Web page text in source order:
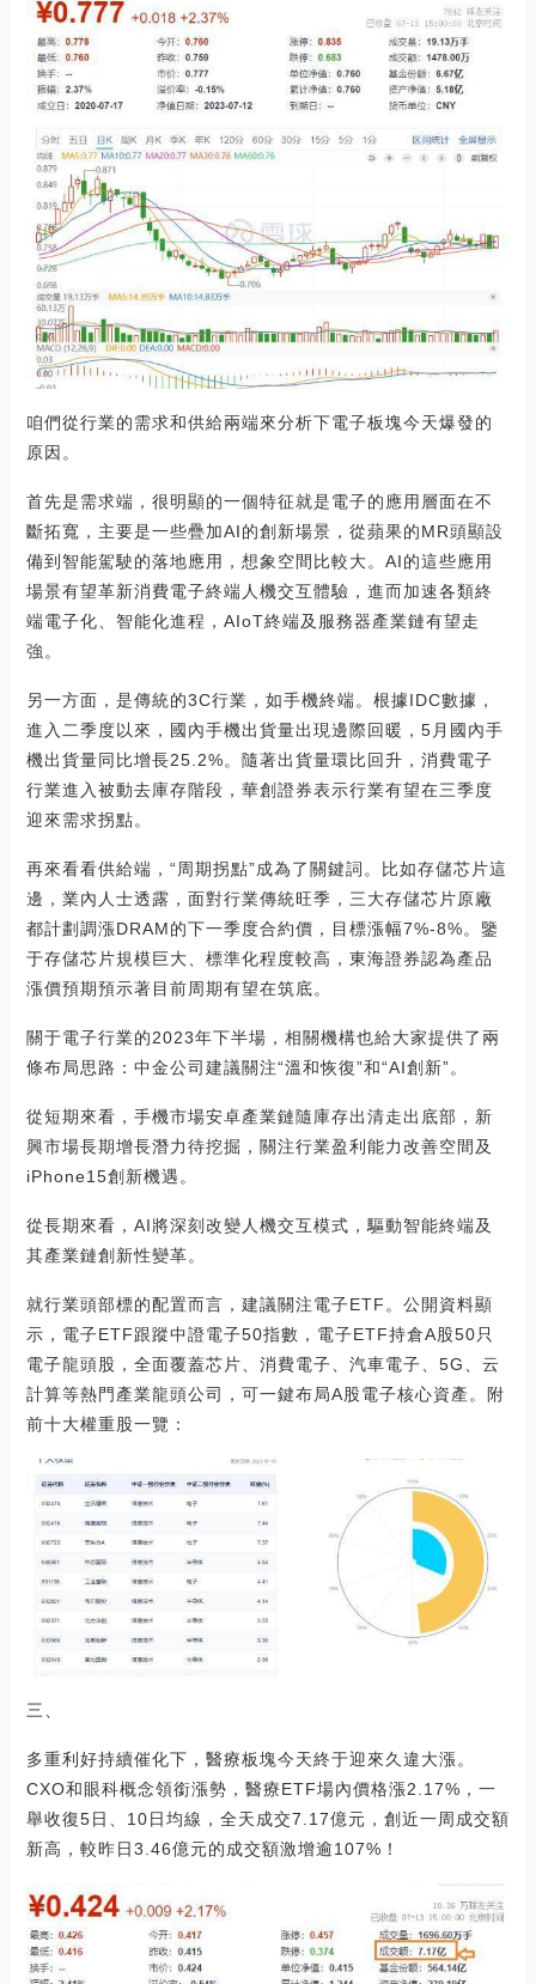
咱們從行業的需求和供給兩端來分析下電子板塊今天爆發的
原因。
首先是需求端，很明顯的一個特征就是電子的應用層面在不
斷拓寬，主要是一些疊加AI的創新場景，從蘋果的MR頭顯設
備到智能駕駛的落地應用，想象空間比較大。AI的這些應用
場景有望革新消費電子終端人機交互體驗，進而加速各類終
端電子化、智能化進程，AIoT終端及服務器產業鏈有望走
強。
另一方面，是傳統的3C行業，如手機終端。根據IDC數據，
進入二季度以來，國內手機出貨量出現邊際回暖，5月國內手
機出貨量同比增長25.2%。隨著出貨量環比回升，消費電子
行業進入被動去庫存階段，華創證券表示行業有望在三季度
迎來需求拐點。
再來看看供給端，“周期拐點”成為了關鍵詞。比如存儲芯片這
邊，業內人士透露，面對行業傳統旺季，三大存儲芯片原廠
都計劃調漲DRAM的下一季度合約價，目標漲幅7%-8%。鑒
于存儲芯片規模巨大、標準化程度較高，東海證券認為產品
漲價預期預示著目前周期有望在筑底。
關于電子行業的2023年下半場，相關機構也給大家提供了兩
條布局思路：中金公司建議關注“溫和恢復”和“AI創新”。
從短期來看，手機市場安卓產業鏈隨庫存出清走出底部，新
興市場長期增長潛力待挖掘，關注行業盈利能力改善空間及
iPhone15創新機遇。
從長期來看，AI將深刻改變人機交互模式，驅動智能終端及
其產業鏈創新性變革。
就行業頭部標的配置而言，建議關注電子ETF。公開資料顯
示，電子ETF跟蹤中證電子50指數，電子ETF持倉A股50只
電子龍頭股，全面覆蓋芯片、消費電子、汽車電子、5G、云
計算等熱門產業龍頭公司，可一鍵布局A股電子核心資產。附
前十大權重股一覽：
三、
多重利好持續催化下，醫療板塊今天終于迎來久違大漲。
CXO和眼科概念領銜漲勢，醫療ETF場內價格漲2.17%，一
舉收復5日、10日均線，全天成交7.17億元，創近一周成交額
新高，較昨日3.46億元的成交額激增逾107%！